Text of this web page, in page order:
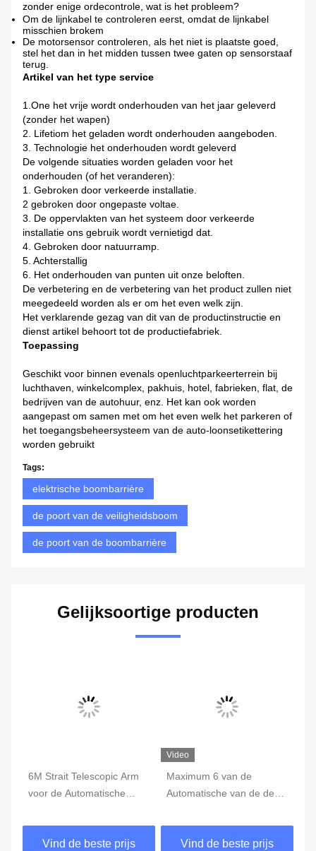
zonder enige ordecontrole, wat is het probleem?
Om de lijnkabel te controleren eerst, omdat de lijnkabel
misschien brokem
De motorsensor controleren, als het niet is plaatste goed,
stel het dan in het midden tussen twee gaten op sensorstaaf
terug.
Artikel van het type service
1.One het vrije wordt onderhouden van het jaar geleverd
(zonder het wapen)
2. Lifetiom het geladen wordt onderhouden aangeboden.
3. Technologie het onderhouden wordt geleverd
De volgende situaties worden geladen voor het
onderhouden (of het veranderen):
1. Gebroken door verkeerde installatie.
2 gebroken door ongepaste voltae.
3. De oppervlakten van het systeem door verkeerde
installatie ons gebruik wordt vernietigd dat.
4. Gebroken door natuurramp.
5. Achterstallig
6. Het onderhouden van punten uit onze beloften.
De verbetering en de verbetering van het product zullen niet
meegedeeld worden als er om het even welk zijn.
Het verklarende gezag van dit van de productinstructie en
dienst artikel behoort tot de productiefabriek.
Toepassing
Geschikt voor binnen evenals openluchtparkeerterrein bij
luchthaven, winkelcomplex, pakhuis, hotel, fabrieken, flat, de
bedrijven van de autohuur, enz. Het kan ook worden
aangepast om samen met om het even welk het parkeren of
het toegangsbeheersysteem van de auto-loonsetikettering
worden gebruikt
Tags:
elektrische boombarrière
de poort van de veiligheidsboom
de poort van de boombarrière
Gelijksoortige producten
6M Strait Telescopic Arm
voor de Automatische
Boomparkeren -
Anticollision kwaliteit
Vind de beste prijs
Video
Maximum 6 van de
Automatische van de de
Autoparkeren de
Poortmeters Schommeling
Vind de beste prijs